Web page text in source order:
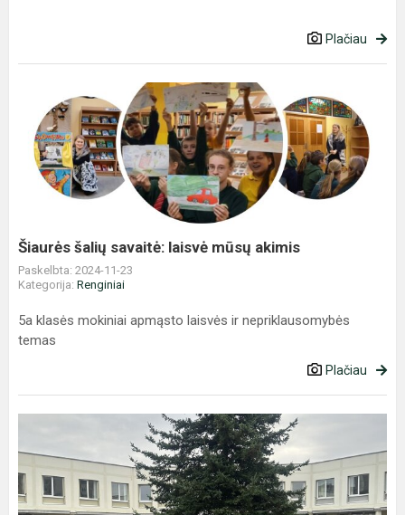
Plačiau
šalių
savaitė:
laisvė
mūsų
Šiaurės šalių savaitė: laisvė mūsų akimis
Paskelbta: 2024-11-23
Kategorija: Renginiai
5a klasės mokiniai apmąsto laisvės ir nepriklausomybės
temas
Plačiau
2024